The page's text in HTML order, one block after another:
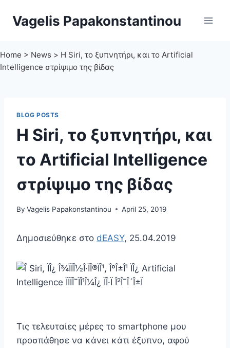
Vagelis Papakonstantinou
Home > News > Η Siri, το ξυπνητήρι, και το Artificial
Intelligence στρίψιμο της βίδας
BLOG POSTS
Η Siri, το ξυπνητήρι, και
το Artificial Intelligence
στρίψιμο της βίδας
By Vagelis Papakonstantinou April 25, 2019
Δημοσιεύθηκε στο dEASY, 25.04.2019
Τις τελευταίες μέρες το smartphone μου
προσπάθησε να κάνει κάτι έξυπνο, αφού